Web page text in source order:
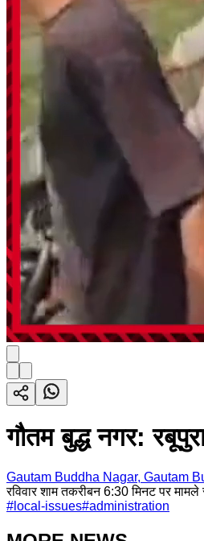
गौतम बुद्ध नगर:
Gautam Buddha Nagar, Gautam
रविवार शाम तकरीबन 6:30 मिनट पर
# local-issues#administration